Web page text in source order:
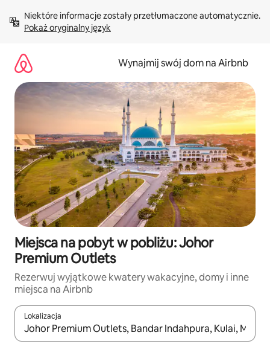
treści Pokaż oryginalny język
Wynajmij swój dom na Airbnb
Miejsca na pobyt w pobliżu: Johor
Premium Outlets
Rezerwuj wyjątkowe kwatery wakacyjne, domy i inne
miejsca na Airbnb
Lokalizacja
Gdy wyniki będą dostępne, możesz poruszać się po nich za